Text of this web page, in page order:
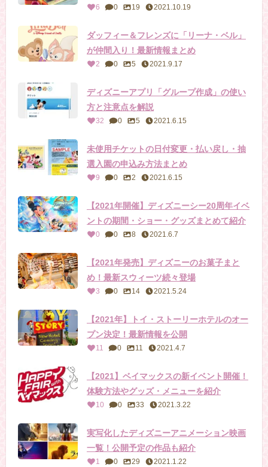
6 0 19 2021.10.19
ダッフィー＆フレンズに「リーナ・ベル」
が仲間入り！最新情報まとめ
2 0 5 2021.9.17
ディズニーアプリ「グループ作成」の使い
方と注意点を解説
32 0 5 2021.6.15
未使用チケットの日付変更・払い戻し・抽
選入園の申込み方法まとめ
9 0 2 2021.6.15
【2021年開催】ディズニーシー20周年イベ
ントの期間・ショー・グッズまとめて紹介
0 0 8 2021.6.7
【2021年発売】ディズニーのお菓子まと
め！最新スウィーツ続々登場
3 0 14 2021.5.24
【2021年】トイ・ストーリーホテルのオー
プン決定！最新情報を公開
11 0 11 2021.4.7
【2021】ベイマックスの新イベント開催！
体験方法やグッズ・メニューを紹介
10 0 33 2021.3.22
実写化したディズニーアニメーション映画
一覧！公開予定の作品も紹介
1 0 29 2021.1.22